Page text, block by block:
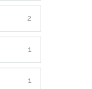
2
1
1